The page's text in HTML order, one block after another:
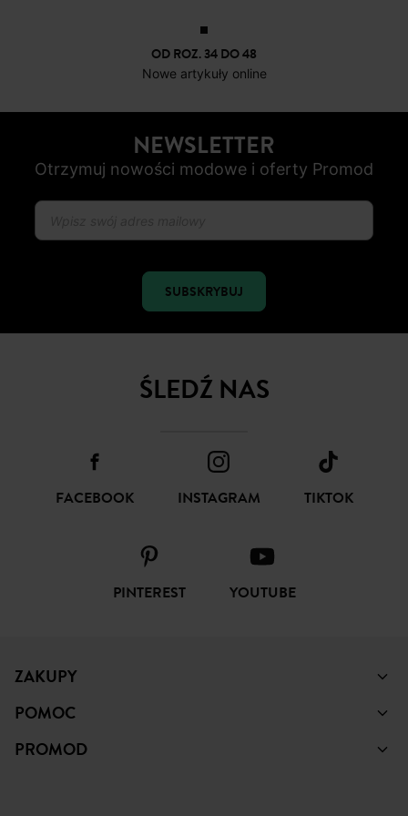
OD ROZ. 34 DO 48
Nowe artykuły online
NEWSLETTER
Otrzymuj nowości modowe i oferty Promod
SUBSKRYBUJ
ŚLEDŹ NAS
FACEBOOK INSTAGRAM TIKTOK
PINTEREST YOUTUBE
ZAKUPY
POMOC
PROMOD